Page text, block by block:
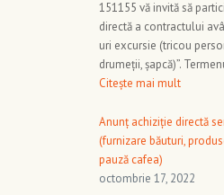
151155 vă invită să
directă a contractului
uri excursie (tricou
drumeții, șapcă)”.
Citește mai mult
Anunț achiziție directă
(furnizare băuturi,
pauză cafea)
octombrie 17, 2022